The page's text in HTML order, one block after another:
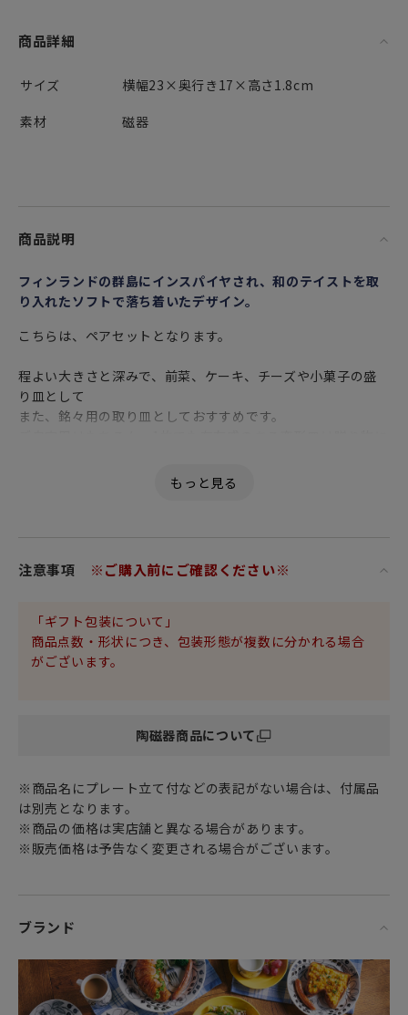
商品詳細
サイズ
横幅23×奥行き17×高さ1.8cm
素材
磁器
商品説明
フィンランドの群島にインスパイヤされ、和のテイストを取
り入れたソフトで落ち着いたデザイン。
こちらは、ペアセットとなります。
程よい大きさと深みで、前菜、ケーキ、チーズや小菓子の盛
り皿として
また、銘々用の取り皿としておすすめです。
コレクション名の「Haru」は、ムーミンの原作者であるトー
夏によく過ごしたフィンランドの南海岸にある島「クルーヴ
ハル島」から
インスピレーションを得て名付けられました。
陶芸家 ナタリー・ラウテンバッハー氏が共同でデザインしま
ムーミン谷のキャラクターたちの個性や物語のストーリー性
を反映した
心がほっこりするデザインや、日常使いしやすい軽量で丈夫
な素材
日本人の食卓になじむ、和洋中問わず使いやすい
さまざまなサイズ・形のプレートやボウル、マグ、箸置きセ
ットなどで
展開されています。
注意事項 ※ご購入前にご確認ください※
「ギフト包装について」
商品点数・形状につき、包装形態が複数に分かれる場合
がございます。
陶磁器商品について
※商品名にプレート立て付などの表記がない場合は、付属品
は別売となります。
※商品の価格は実店舗と異なる場合があります。
※販売価格は予告なく変更される場合がございます。
ブランド